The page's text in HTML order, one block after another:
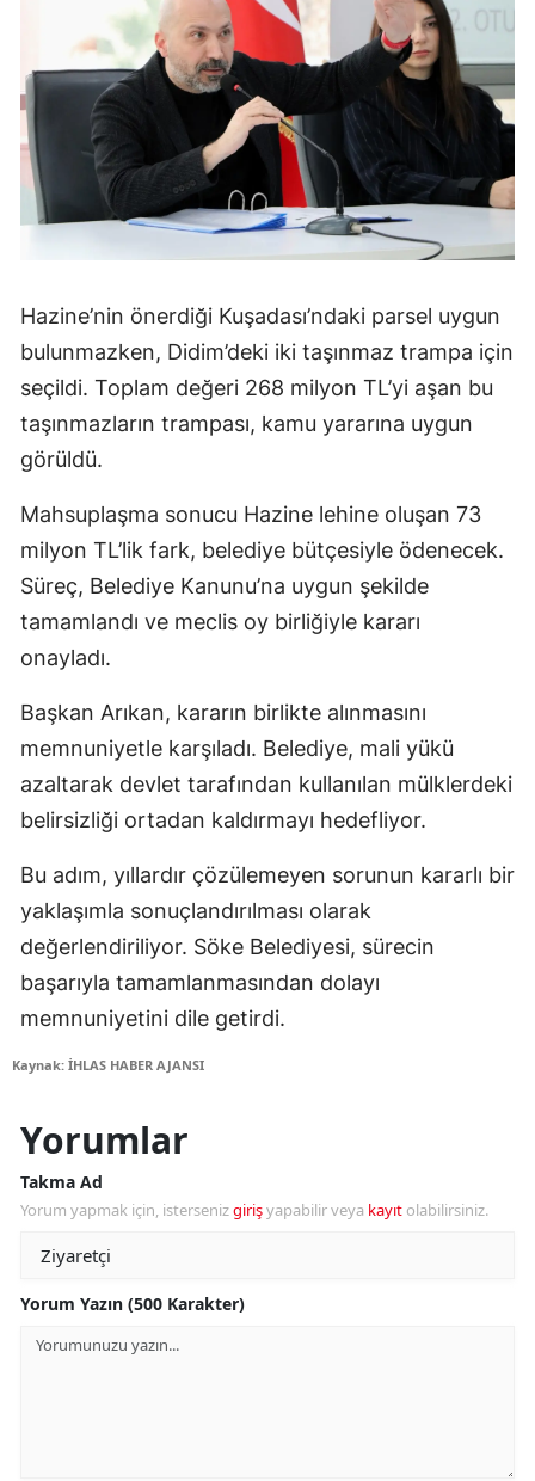
Hazine’nin önerdiği Kuşadası’ndaki parsel uygun
bulunmazken, Didim’deki iki taşınmaz trampa için
seçildi. Toplam değeri 268 milyon TL’yi aşan bu
taşınmazların trampası, kamu yararına uygun
görüldü.
Mahsuplaşma sonucu Hazine lehine oluşan 73
milyon TL’lik fark, belediye bütçesiyle ödenecek.
Süreç, Belediye Kanunu’na uygun şekilde
tamamlandı ve meclis oy birliğiyle kararı
onayladı.
Başkan Arıkan, kararın birlikte alınmasını
memnuniyetle karşıladı. Belediye, mali yükü
azaltarak devlet tarafından kullanılan mülklerdeki
belirsizliği ortadan kaldırmayı hedefliyor.
Bu adım, yıllardır çözülemeyen sorunun kararlı bir
yaklaşımla sonuçlandırılması olarak
değerlendiriliyor. Söke Belediyesi, sürecin
başarıyla tamamlanmasından dolayı
memnuniyetini dile getirdi.
Kaynak: İHLAS HABER AJANSI
Yorumlar
Takma Ad
Yorum yapmak için, istersenizgirişyapabilir veya kayıt olabilirsiniz.
Yorum Yazın (500 Karakter)